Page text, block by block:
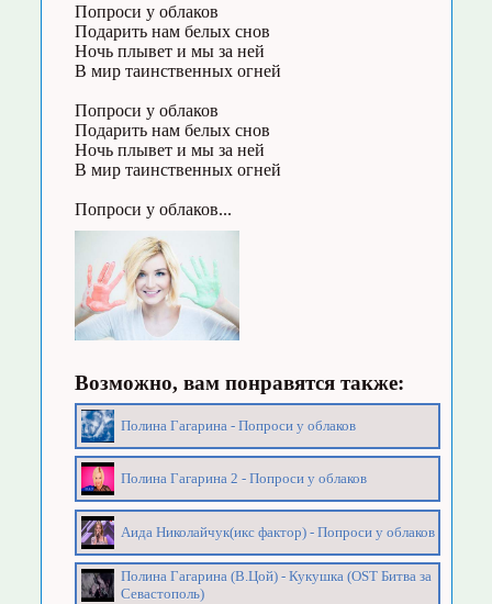
Попроси у облаков
Подарить нам белых снов
Ночь плывет и мы за ней
В мир таинственных огней
Попроси у облаков
Подарить нам белых снов
Ночь плывет и мы за ней
В мир таинственных огней
Попроси у облаков...
Возможно, вам понравятся также:
Полина Гагарина - Попроси у облаков
Полина Гагарина 2 - Попроси у облаков
Аида Николайчук(икс фактор) - Попроси у облаков
Полина Гагарина (В.Цой) - Кукушка (OST Битва за
Севастополь)